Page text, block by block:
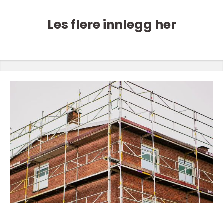
Les flere innlegg her